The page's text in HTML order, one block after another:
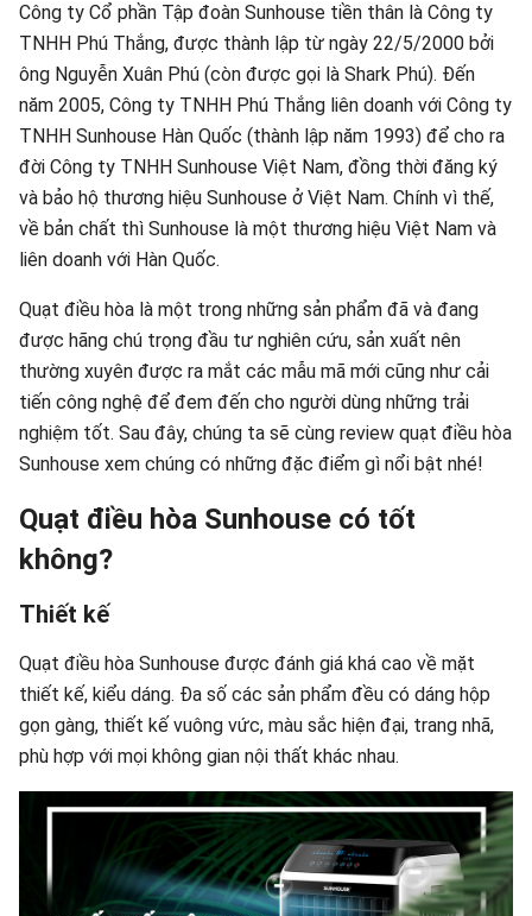
Công ty Cổ phần Tập đoàn Sunhouse tiền thân là Công ty
TNHH Phú Thắng, được thành lập từ ngày 22/5/2000 bởi
ông Nguyễn Xuân Phú (còn được gọi là Shark Phú). Đến
năm 2005, Công ty TNHH Phú Thắng liên doanh với Công ty
TNHH Sunhouse Hàn Quốc (thành lập năm 1993) để cho ra
đời Công ty TNHH Sunhouse Việt Nam, đồng thời đăng ký
và bảo hộ thương hiệu Sunhouse ở Việt Nam. Chính vì thế,
về bản chất thì Sunhouse là một thương hiệu Việt Nam và
liên doanh với Hàn Quốc.
Quạt điều hòa là một trong những sản phẩm đã và đang
được hãng chú trọng đầu tư nghiên cứu, sản xuất nên
thường xuyên được ra mắt các mẫu mã mới cũng như cải
tiến công nghệ để đem đến cho người dùng những trải
nghiệm tốt. Sau đây, chúng ta sẽ cùng review quạt điều hòa
Sunhouse xem chúng có những đặc điểm gì nổi bật nhé!
Quạt điều hòa Sunhouse có tốt
không?
Thiết kế
Quạt điều hòa Sunhouse được đánh giá khá cao về mặt
thiết kế, kiểu dáng. Đa số các sản phẩm đều có dáng hộp
gọn gàng, thiết kế vuông vức, màu sắc hiện đại, trang nhã,
phù hợp với mọi không gian nội thất khác nhau.